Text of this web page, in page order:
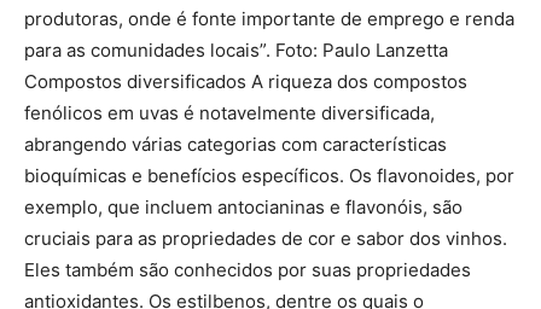
produtoras, onde é fonte importante de emprego e renda
para as comunidades locais”. Foto: Paulo Lanzetta
Compostos diversificados A riqueza dos compostos
fenólicos em uvas é notavelmente diversificada,
abrangendo várias categorias com características
bioquímicas e benefícios específicos. Os flavonoides, por
exemplo, que incluem antocianinas e flavonóis, são
cruciais para as propriedades de cor e sabor dos vinhos.
Eles também são conhecidos por suas propriedades
antioxidantes. Os estilbenos, dentre os quais o